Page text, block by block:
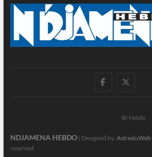
facebook
BI-Hebdo
NDJAMENA HEBDO| Designed by: AstreduWeb
reserved